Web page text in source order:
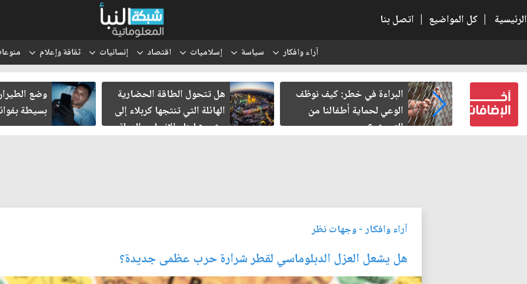
الرئيسية | كل المواضيع | اتصل بنا
آراء وافكار سياسة إسلاميات اقتصاد إنسانيات ثقافة وإعلام
المنفلت بيد
البراءة في خطر: كيف نوظف
الوعي لحماية أطفالنا من
التحرش؟
هل تتحول الطاقة الحضارية
الهائلة التي تنتجها كربلاء إلى
مشروع لبناء الإنسان والدولة
وضع
بسيطة
آراء وافكار-وجهات نظر
هل يشعل العزل الدبلوماسي لقطر شرارة حرب عظمى جديدة؟